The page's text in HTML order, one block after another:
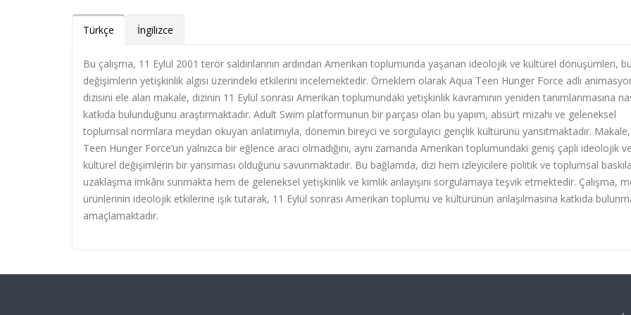
Türkçe İngilizce
Bu çalışma, 11 Eylül 2001 terör saldırılarının ardından Amerikan toplumunda yaşanan ideolojik ve kültürel dönüşümleri, bu
değişimlerin yetişkinlik algısı üzerindeki etkilerini incelemektedir. Örneklem olarak Aqua Teen Hunger Force adlı
dizisini ele alan makale, dizinin 11 Eylül sonrası Amerikan toplumundaki yetişkinlik kavramının yeniden tanımlanmasına
katkıda bulunduğunu araştırmaktadır. Adult Swim platformunun bir parçası olan bu yapım, absürt mizahı ve geleneksel
toplumsal normlara meydan okuyan anlatımıyla, dönemin bireyci ve sorgulayıcı gençlik kültürünü yansıtmaktadır.
Teen Hunger Force’un yalnızca bir eğlence aracı olmadığını, aynı zamanda Amerikan toplumundaki geniş çaplı ideolojik ve
kültürel değişimlerin bir yansıması olduğunu savunmaktadır. Bu bağlamda, dizi hem izleyicilere politik ve toplumsal
uzaklaşma imkânı sunmakta hem de geleneksel yetişkinlik ve kimlik anlayışını sorgulamaya teşvik etmektedir. Çalışma,
ürünlerinin ideolojik etkilerine ışık tutarak, 11 Eylül sonrası Amerikan toplumu ve kültürünün anlaşılmasına katkıda
amaçlamaktadır.